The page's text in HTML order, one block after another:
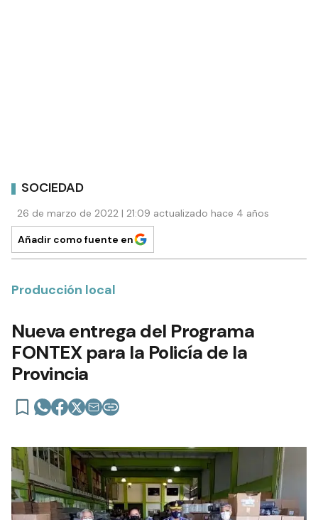
SOCIEDAD
26 de marzo de 2022 | 21:09 actualizado hace 4 años
Añadir como fuente en
Producción local
Nueva entrega del Programa
FONTEX para la Policía de la
Provincia